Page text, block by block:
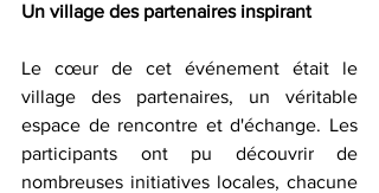
Un village des partenaires inspirant
Le cœur de cet événement était le
village des partenaires, un véritable
espace de rencontre et d'échange. Les
participants ont pu découvrir de
nombreuses initiatives locales, chacune